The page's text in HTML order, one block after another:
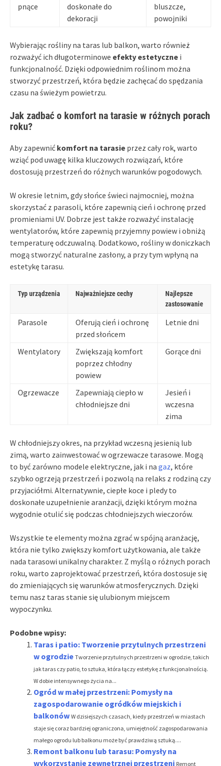
pnące
doskonałe do
dekoracji
bluszcze,
powojniki
Wybierając rośliny na taras lub balkon, warto również
rozważyć ich długoterminowe efekty estetyczne i
funkcjonalność. Dzięki odpowiednim roślinom można
stworzyć przestrzeń, która będzie zachęcać do spędzania
czasu na świeżym powietrzu.
Jak zadbać o komfort na tarasie w różnych porach
roku?
Aby zapewnić komfort na tarasie przez cały rok, warto
wziąć pod uwagę kilka kluczowych rozwiązań, które
dostosują przestrzeń do różnych warunków pogodowych.
W okresie letnim, gdy słońce świeci najmocniej, można
skorzystać z parasoli, które zapewnią cień i ochronę przed
promieniami UV. Dobrze jest także rozważyć instalację
wentylatorów, które zapewnią przyjemny powiew i obniżą
temperaturę odczuwalną. Dodatkowo, rośliny w doniczkach
mogą stworzyć naturalne zasłony, a przy tym wpłyną na
estetykę tarasu.
Typ urządzenia Najważniejsze cechy
Najlepsze
zastosowanie
Parasole
Oferują cień i ochronę
przed słońcem
Letnie dni
Wentylatory
Zwiększają komfort
poprzez chłodny
powiew
Gorące dni
Ogrzewacze
Zapewniają ciepło w
chłodniejsze dni
Jesień i
wczesna
zima
W chłodniejszy okres, na przykład wczesną jesienią lub
zimą, warto zainwestować w ogrzewacze tarasowe. Mogą
to być zarówno modele elektryczne, jak i na gaz, które
szybko ogrzeją przestrzeń i pozwolą na relaks z rodziną czy
przyjaciółmi. Alternatywnie, ciepłe koce i pledy to
doskonałe uzupełnienie aranżacji, dzięki którym można
wygodnie otulić się podczas chłodniejszych wieczorów.
Wszystkie te elementy można zgrać w spójną aranżację,
która nie tylko zwiększy komfort użytkowania, ale także
nada tarasowi unikalny charakter. Z myślą o różnych porach
roku, warto zaprojektować przestrzeń, która dostosuje się
do zmieniających się warunków atmosferycznych. Dzięki
temu nasz taras stanie się ulubionym miejscem
wypoczynku.
Podobne wpisy:
Taras i patio: Tworzenie przytulnych przestrzeni
w ogrodzie Tworzenie przytulnych przestrzeni w ogrodzie, takich
jak taras czy patio, to sztuka, która łączy estetykę z funkcjonalnością.
W dobie intensywnego życia na...
Ogród w małej przestrzeni: Pomysły na
zagospodarowanie ogródków miejskich i
balkonów W dzisiejszych czasach, kiedy przestrzeń w miastach
staje się coraz bardziej ograniczona, umiejętność zagospodarowania
małego ogrodu lub balkonu może być prawdziwą sztuką....
Remont balkonu lub tarasu: Pomysły na
wykorzystanie zewnętrznej przestrzeni Remont